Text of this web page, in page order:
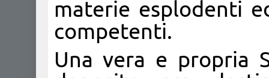
materie esplodenti
competenti.
Una vera e propria